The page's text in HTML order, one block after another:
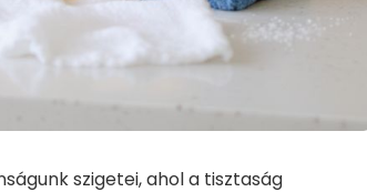
szigetei, ahol a tisztaság